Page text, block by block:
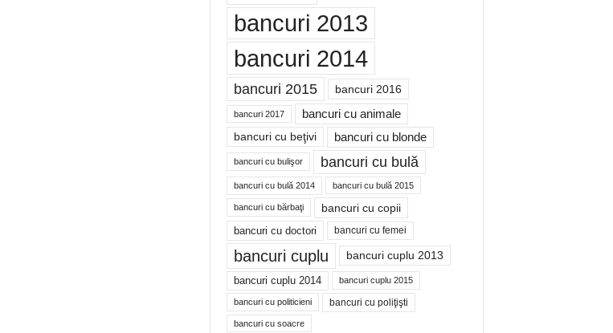
bancuri 2013
bancuri 2014
bancuri 2015 bancuri 2016
bancuri 2017 bancuri cu animale
bancuri cu beţivi bancuri cu blonde
bancuri cu bulişor bancuri cu bulă
bancuri cu bulă 2014 bancuri cu bulă 2015
bancuri cu bărbaţi bancuri cu copii
bancuri cu doctori bancuri cu femei
bancuri cuplu bancuri cuplu 2013
bancuri cuplu 2014 bancuri cuplu 2015
bancuri cu politicieni bancuri cu poliţişti
bancuri cu soacre